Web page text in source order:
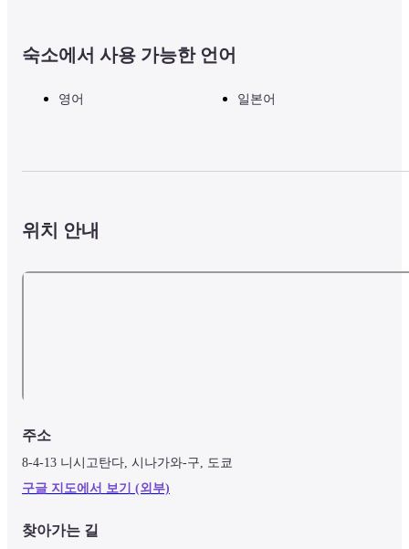
치는 가게가 밀집한 건물에서 사다리 사케를 즐기는 액티비티)
확인하시기 바랍니다.
숙소에서 사용 가능한 언어
영어 일본어
위치 안내
주소
8-4-13 니시고탄다, 시나가와-구, 도쿄
구글 지도에서 보기 (외부)
찾아가는 길